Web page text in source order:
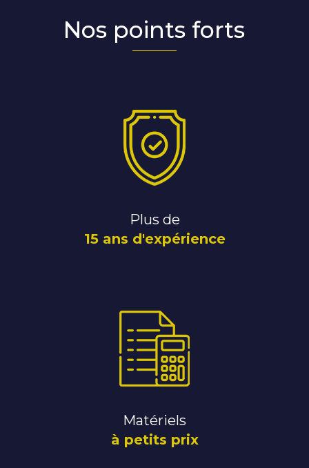
Nos points forts
Plus de
15 ans d'expérience
Matériels
à petits prix